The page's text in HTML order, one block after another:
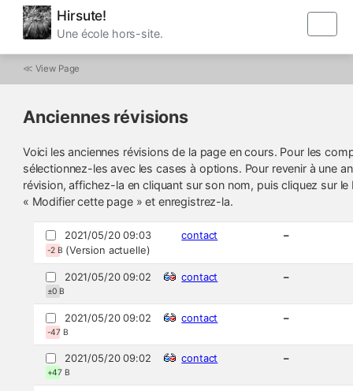
Hirsute!
Une école hors-site.
≪ View Page
Anciennes révisions
Voici les anciennes révisions de la page en cours. Pour les
sélectionnez-les avec les cases à options. Pour revenir à une
révision, affichez-la en cliquant sur son nom, puis cliquez sur le
« Modifier cette page » et enregistrez-la.
2021/05/20 09:03 contact –
-2 B (Version actuelle)
2021/05/20 09:02 contact –
±0 B
2021/05/20 09:02 contact –
-47 B
2021/05/20 09:02 contact –
+47 B